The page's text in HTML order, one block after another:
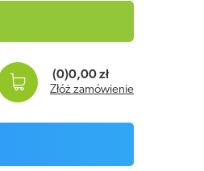
(0)0,00 zł
Złóż zamówienie